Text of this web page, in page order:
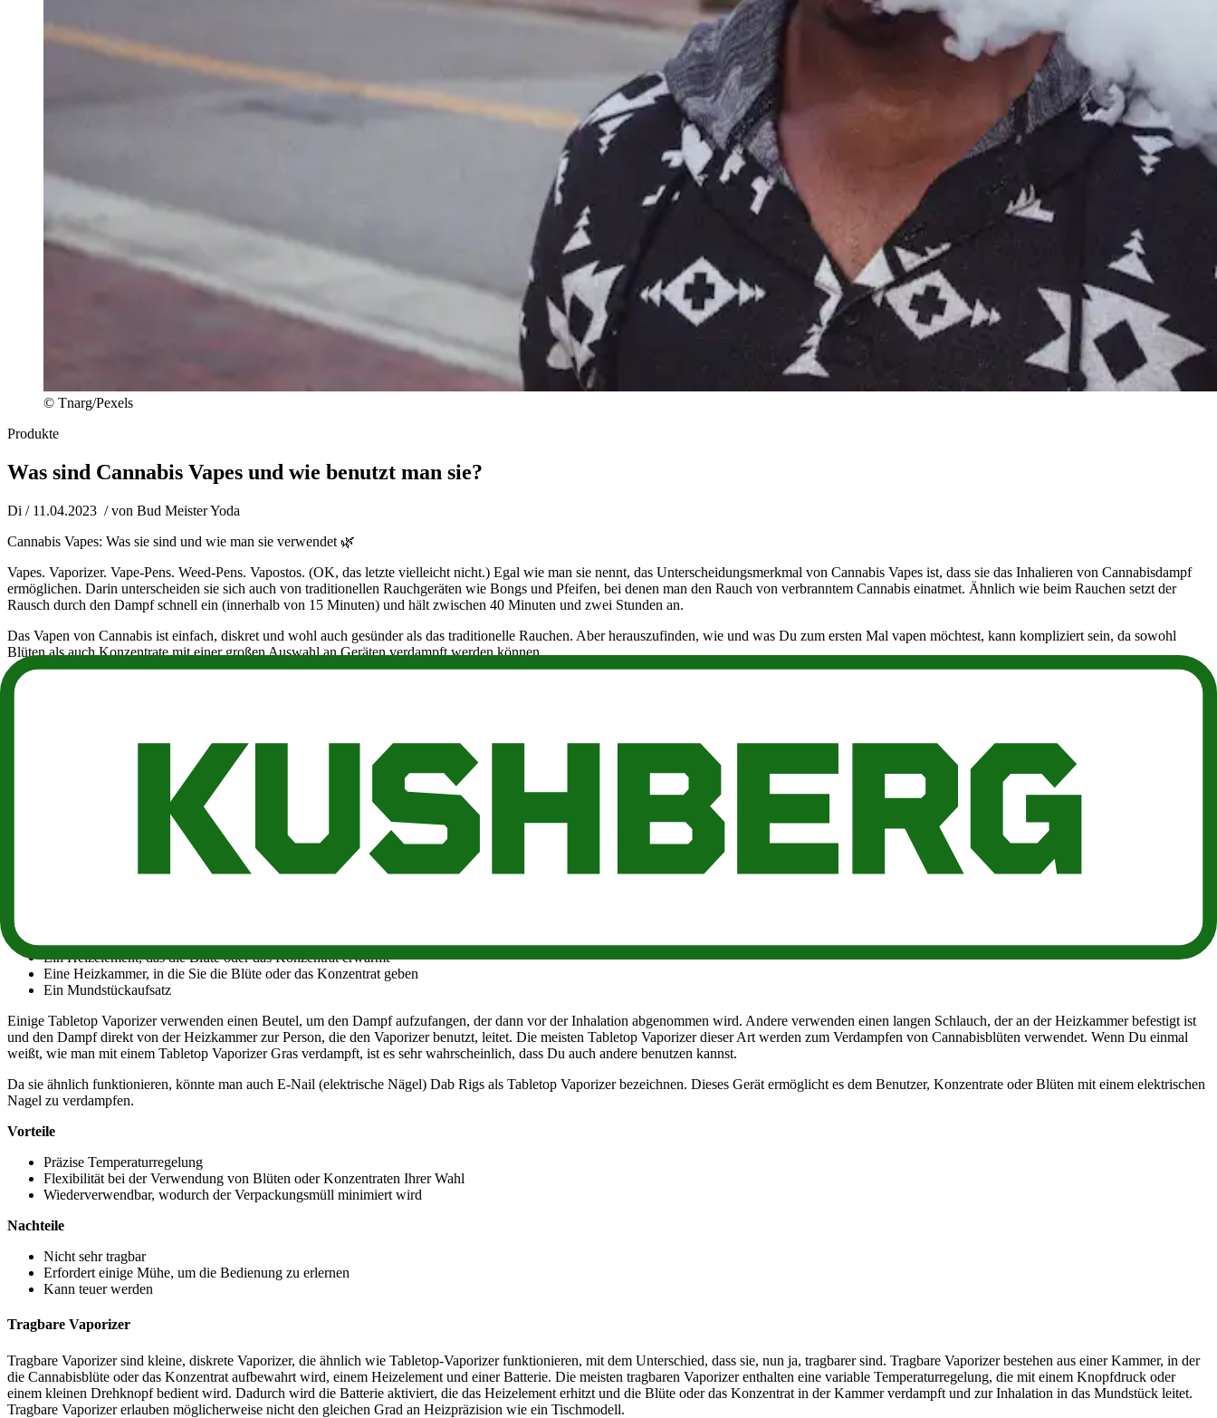
© Tnarg/Pexels
Produkte
Was sind Cannabis Vapes und wie benutzt man sie?
Di / 11.04.2023 / von Bud Meister Yoda
Cannabis Vapes: Was sie sind und wie man sie verwendet 🌿
Vapes. Vaporizer. Vape-Pens. Weed-Pens. Vapostos. (OK, das letzte vielleicht nicht.) Egal wie man sie nennt, das Unterscheidungsmerkmal von Cannabis Vapes ist, dass sie das Inhalieren von Cannabisdampf
ermöglichen. Darin unterscheiden sie sich auch von traditionellen Rauchgeräten wie Bongs und Pfeifen, bei denen man den Rauch von verbranntem Cannabis einatmet. Ähnlich wie beim Rauchen setzt der
Rausch durch den Dampf schnell ein (innerhalb von 15 Minuten) und hält zwischen 40 Minuten und zwei Stunden an.
Das Vapen von Cannabis ist einfach, diskret und wohl auch gesünder als das traditionelle Rauchen. Aber herauszufinden, wie und was Du zum ersten Mal vapen möchtest, kann kompliziert sein, da sowohl
Blüten als auch Konzentrate mit einer großen Auswahl an Geräten verdampft werden können.
In diesem Leitfaden erfährst Du, welche Arten von Vaporizern es gibt, wie Du den richtigen für Deine Zwecke auswählst und wie Du sichere, legale Vapes kaufen kannst.
Beim Vapen von Gras werden Cannabisblüten oder -konzentrate auf eine Temperatur erhitzt, die die aktiven Cannabinoide und Terpene in Dampf verwandelt. Die meisten Vaporizer sind so konstruiert, dass sie
Cannabisprodukte bis knapp unter den Verbrennungspunkt erhitzen, der zwischen 180 und 190 Grad Celsius (356 bis 374 Fahrenheit) liegt. Im Vergleich zum Rauchen, bei dem viele der in der Blüte enthaltenen
Terpene und geringfügigen Cannabinoide verbrannt werden können, kann das Verdampfen von Cannabis mehr dieser Verbindungen aktivieren. Mit einem Gerät mit präziser Temperaturregelung kannst du eine
Temperatur wählen, die für jedes Cannabinoid oder Terpen deiner Wahl geeignet ist.
Es gibt viele Methoden, mit denen Cannabis verdampft wird. Die drei wichtigsten Arten sind Tisch-Vaporizer, tragbare Vaporizer und Vape- oder "Haschischöl"-Pens.
Tabletop Vaporizer (Tisch-Vaporizer)
Ein Heizelement, das die Blüte oder das Konzentrat erwärmt
Eine Heizkammer, in die Sie die Blüte oder das Konzentrat geben
Ein Mundstückaufsatz
Einige Tabletop Vaporizer verwenden einen Beutel, um den Dampf aufzufangen, der dann vor der Inhalation abgenommen wird. Andere verwenden einen langen Schlauch, der an der Heizkammer befestigt ist
und den Dampf direkt von der Heizkammer zur Person, die den Vaporizer benutzt, leitet. Die meisten Tabletop Vaporizer dieser Art werden zum Verdampfen von Cannabisblüten verwendet. Wenn Du einmal
weißt, wie man mit einem Tabletop Vaporizer Gras verdampft, ist es sehr wahrscheinlich, dass Du auch andere benutzen kannst.
Da sie ähnlich funktionieren, könnte man auch E-Nail (elektrische Nägel) Dab Rigs als Tabletop Vaporizer bezeichnen. Dieses Gerät ermöglicht es dem Benutzer, Konzentrate oder Blüten mit einem elektrischen
Nagel zu verdampfen.
Vorteile
Präzise Temperaturregelung
Flexibilität bei der Verwendung von Blüten oder Konzentraten Ihrer Wahl
Wiederverwendbar, wodurch der Verpackungsmüll minimiert wird
Nachteile
Nicht sehr tragbar
Erfordert einige Mühe, um die Bedienung zu erlernen
Kann teuer werden
Tragbare Vaporizer
Tragbare Vaporizer sind kleine, diskrete Vaporizer, die ähnlich wie Tabletop-Vaporizer funktionieren, mit dem Unterschied, dass sie, nun ja, tragbarer sind. Tragbare Vaporizer bestehen aus einer Kammer, in der
die Cannabisblüte oder das Konzentrat aufbewahrt wird, einem Heizelement und einer Batterie. Die meisten tragbaren Vaporizer enthalten eine variable Temperaturregelung, die mit einem Knopfdruck oder
einem kleinen Drehknopf bedient wird. Dadurch wird die Batterie aktiviert, die das Heizelement erhitzt und die Blüte oder das Konzentrat in der Kammer verdampft und zur Inhalation in das Mundstück leitet.
Tragbare Vaporizer erlauben möglicherweise nicht den gleichen Grad an Heizpräzision wie ein Tischmodell.